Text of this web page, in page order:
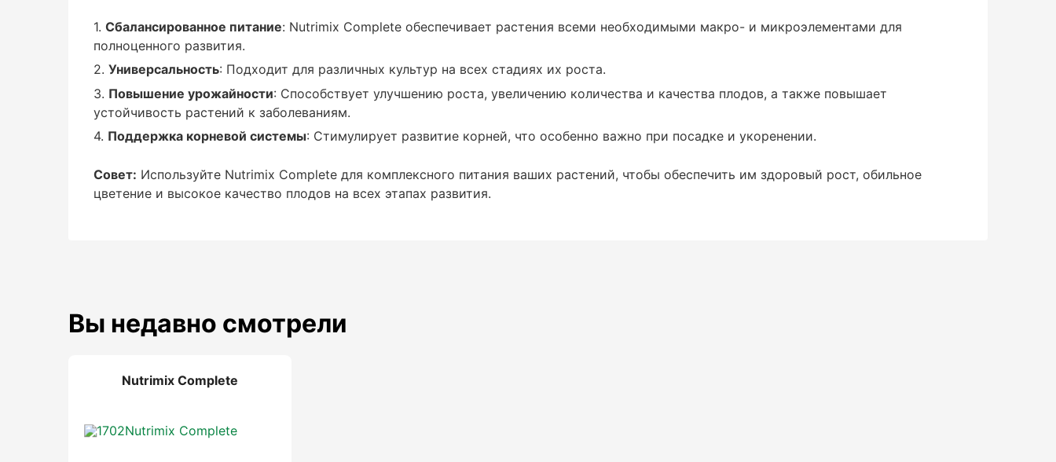
: В период цветения и плодоношения фосфор и калий в составе удобрения помогают
улучшить завязь плодов, повысить урожайность и качество плодов.
Способ применения:
Внекорневая подкормка
: Для быстрого усвоения питательных веществ можно использовать опрыскивание
Сбалансированное питание: Nutrimix Complete обеспечивает растения всеми необходимыми макро- и микроэлементами для
полноценного развития.
Универсальность: Подходит для различных культур на всех стадиях их роста.
Повышение урожайности: Способствует улучшению роста, увеличению количества и качества плодов, а также повышает
устойчивость растений к заболеваниям.
Поддержка корневой системы: Стимулирует развитие корней, что особенно важно при посадке и укоренении.
Совет: Используйте Nutrimix Complete для комплексного питания ваших растений, чтобы обеспечить им здоровый рост, обильное
цветение и высокое качество плодов на всех этапах развития.
Вы недавно смотрели
Nutrimix Complete